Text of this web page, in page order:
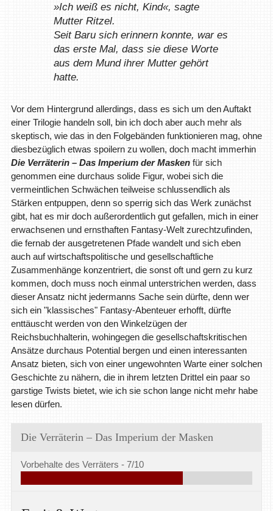
»Ich weiß es nicht, Kind«, sagte
Mutter Ritzel.
Seit Baru sich erinnern konnte, war es
das erste Mal, dass sie diese Worte
aus dem Mund ihrer Mutter gehört
hatte.
Vor dem Hintergrund allerdings, dass es sich um den Auftakt
einer Trilogie handeln soll, bin ich doch aber auch mehr als
skeptisch, wie das in den Folgebänden funktionieren mag, ohne
diesbezüglich etwas spoilern zu wollen, doch macht immerhin
Die Verräterin – Das Imperium der Maskenfür sich
genommen eine durchaus solide Figur, wobei sich die
vermeintlichen Schwächen teilweise schlussendlich als
Stärken entpuppen, denn so sperrig sich das Werk zunächst
gibt, hat es mir doch außerordentlich gut gefallen, mich in einer
erwachsenen und ernsthaften Fantasy-Welt zurechtzufinden,
die fernab der ausgetretenen Pfade wandelt und sich eben
auch auf wirtschaftspolitische und gesellschaftliche
Zusammenhänge konzentriert, die sonst oft und gern zu kurz
kommen, doch muss noch einmal unterstrichen werden, dass
dieser Ansatz nicht jedermanns Sache sein dürfte, denn wer
sich ein "klassisches" Fantasy-Abenteuer erhofft, dürfte
enttäuscht werden von den Winkelzügen der
Reichsbuchhalterin, wohingegen die gesellschaftskritischen
Ansätze durchaus Potential bergen und einen interessanten
Ansatz bieten, sich von einer ungewohnten Warte einer solchen
Geschichte zu nähern, die in ihrem letzten Drittel ein paar so
garstige Twists bietet, wie ich sie schon lange nicht mehr habe
lesen dürfen.
Die Verräterin – Das Imperium der Masken
Vorbehalte des Verräters - 7/10